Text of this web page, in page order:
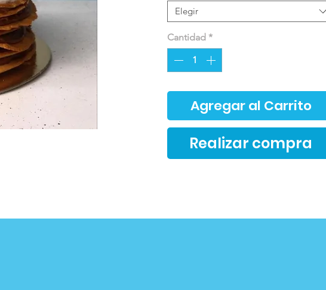
Elegir
Cantidad *
Agregar al Carrito
Realizar compra